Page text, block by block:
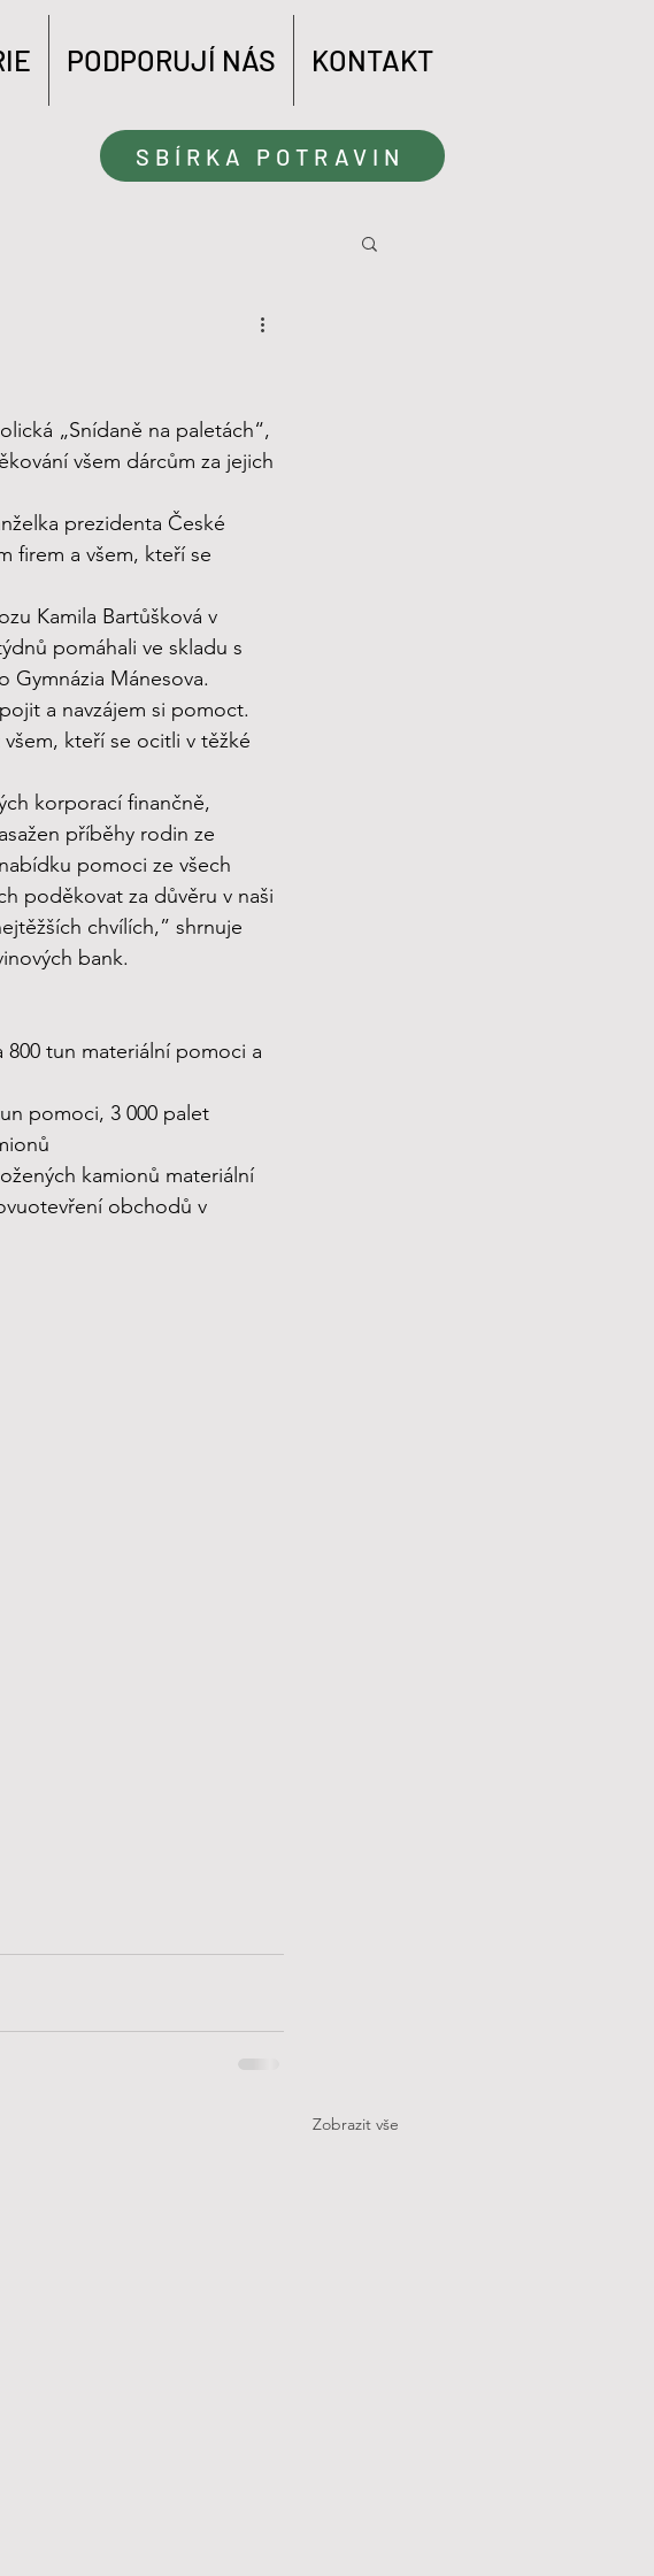
PODPORUJÍ NÁS KONTAKT
SBÍRKA POTRAVIN
„Snídaně na paletách“,
všem dárcům za jejich
prezidenta České
firem a všem, kteří se
Kamila Bartůšková v
pomáhali ve skladu s
Mánesova.
a navzájem si pomoct.
kteří se ocitli v těžké
korporací finančně,
příběhy rodin ze
pomoci ze všech
poděkovat za důvěru v naši
chvílích,” shrnuje
bank.
tun materiální pomoci a
pomoci, 3 000 palet
kamionů materiální
obchodů v
Zobrazit vše